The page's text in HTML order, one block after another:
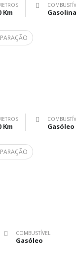
Km Gasolina
Km Gasóleo
COMBUSTÍVEL
Gasóleo